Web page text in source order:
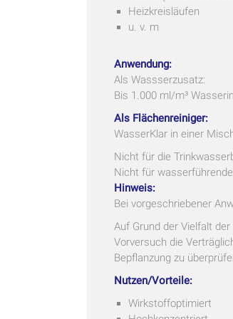
Heizkreisläufen
u. v. m
Anwendung:
Als Wassserzusatz:
Bis 1.000 ml/m³
Als Flächenreiniger:
WasserKlar in einer
Nicht für die
Nicht für
Hinweis:
Bei vorgeschriebener
Auf Grund der Vielfalt
Vorversuch die
Bepflanzung zu
Nutzen/Vorteile:
Wirkstoffoptimiert